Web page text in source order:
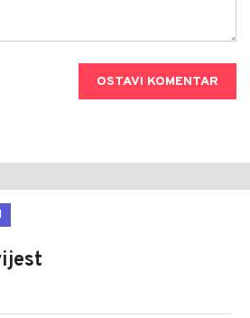
OSTAVI KOMENTAR